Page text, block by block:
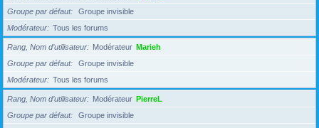
Groupe par défaut
Groupe invisible
Modérateur
Tous les forums
Rang, Nom d’utilisateur Modérateur Marieh
Groupe par défaut
Groupe invisible
Modérateur
Tous les forums
Rang, Nom d’utilisateur Modérateur PierreL
Groupe par défaut
Groupe invisible